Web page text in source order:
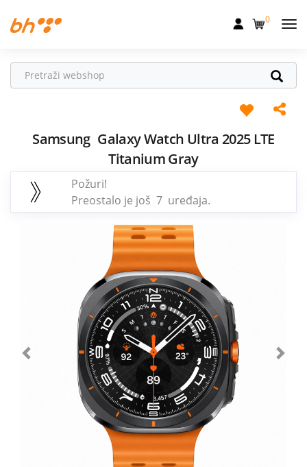
Fiksna
Televizija
Uređaji
0
Samsung Galaxy Watch Ultra 2025 LTE
Titanium Gray
Požuri!
Preostalo je još 7 uređaja.